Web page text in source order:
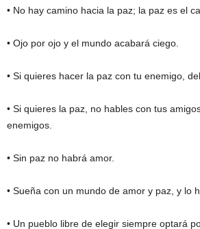
• No hay camino hacia la paz; la paz es el
• Ojo por ojo y el mundo acabará ciego.
• Si quieres hacer la paz con tu enemigo,
• Si quieres la paz, no hables con tus
enemigos.
• Sin paz no habrá amor.
• Sueña con un mundo de amor y paz, y lo
• Un pueblo libre de elegir siempre optará